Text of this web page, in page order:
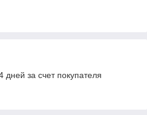
дней за счет покупателя